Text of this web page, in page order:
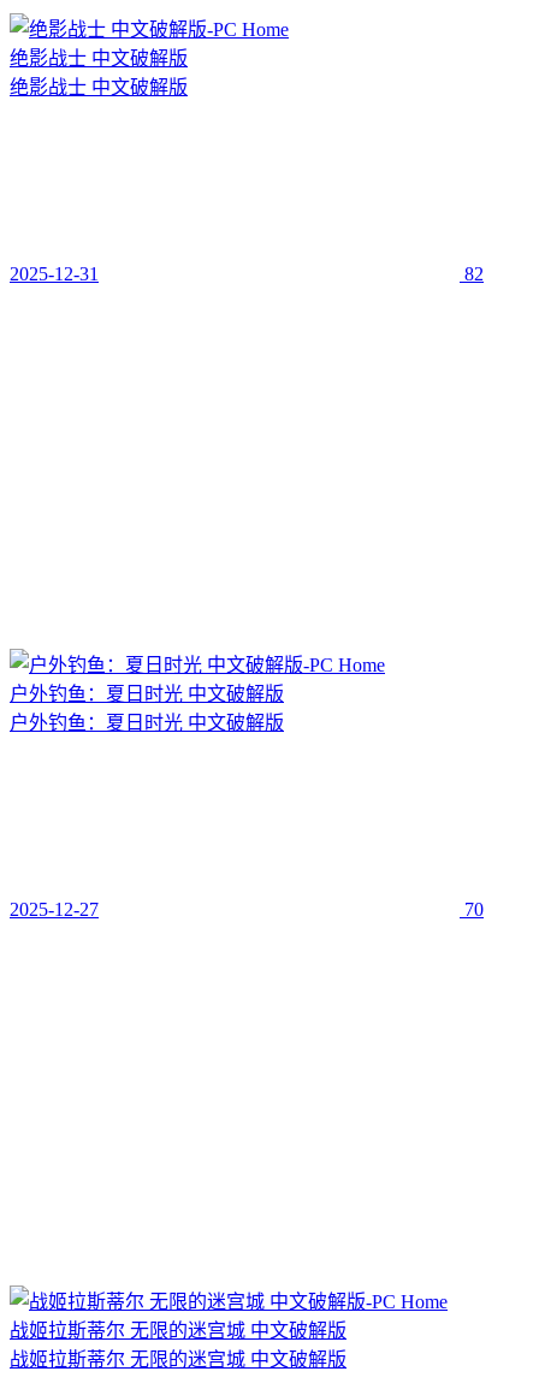
绝影战士 中文破解版
绝影战士 中文破解版
2025-12-31 82
户外钓鱼：夏日时光 中文破解版
户外钓鱼：夏日时光 中文破解版
2025-12-27 70
战姬拉斯蒂尔 无限的迷宫城 中文破解版
战姬拉斯蒂尔 无限的迷宫城 中文破解版